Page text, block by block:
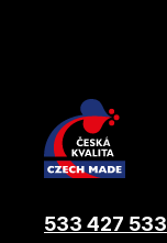
533 427 533